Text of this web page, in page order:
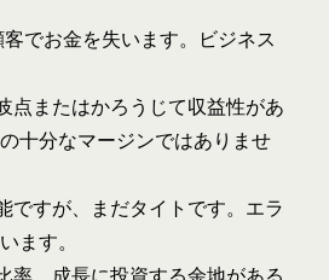
でお金を失います。ビジネス
点またはかろうじて収益性があ
十分なマージンではありませ
ですが、まだタイトです。エラ
ます。